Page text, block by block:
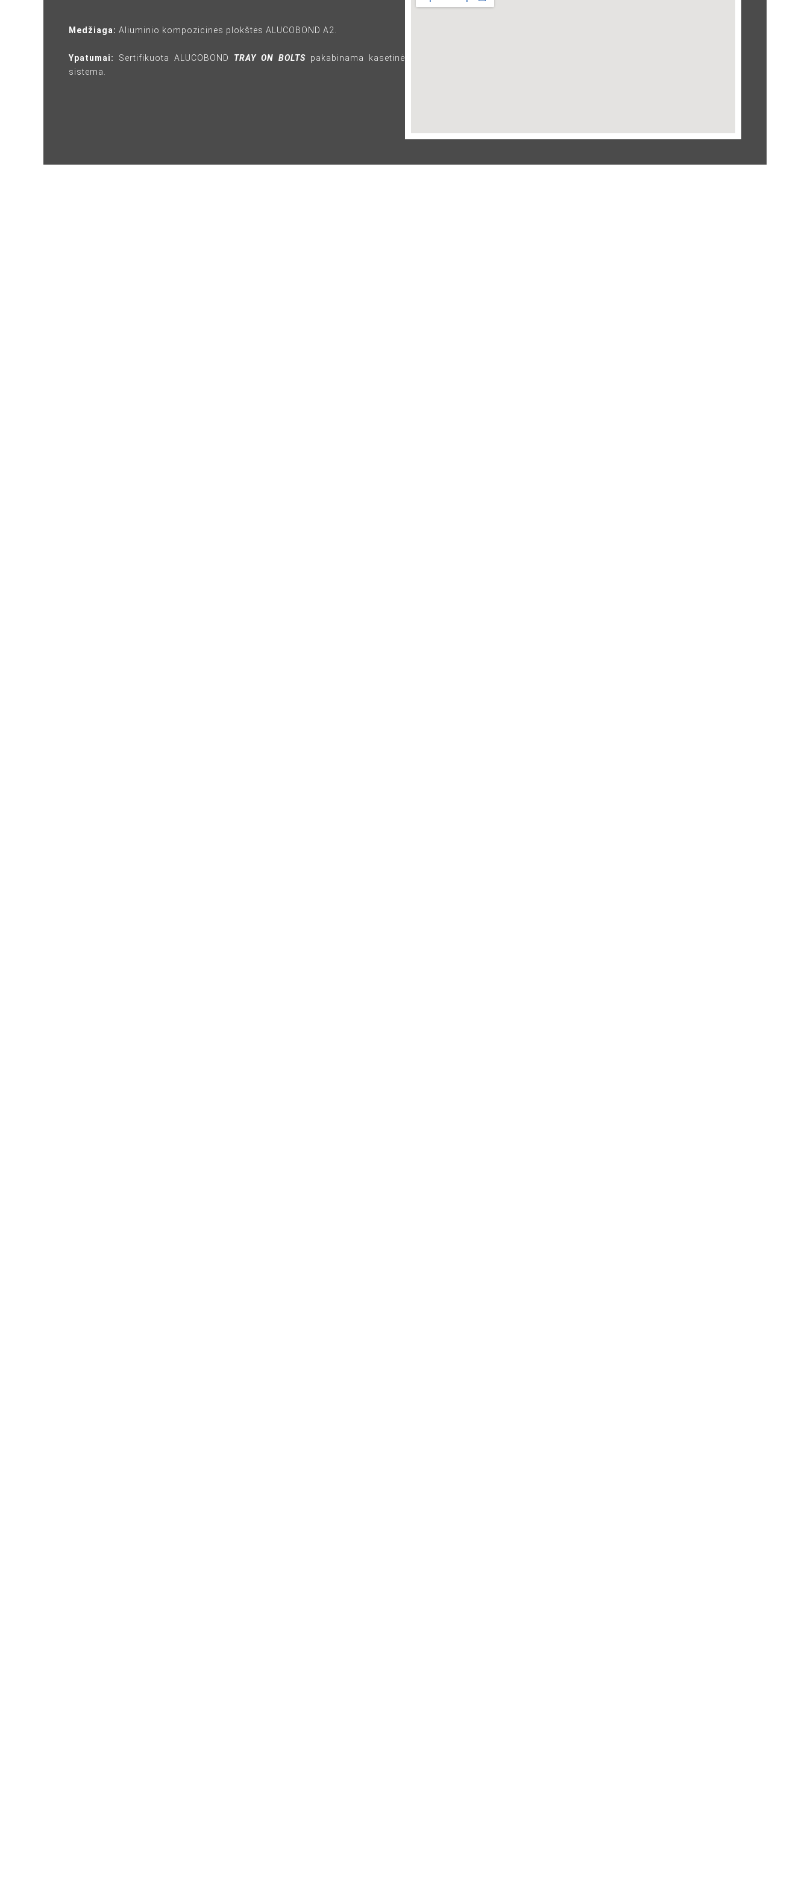
Medžiaga: Aliuminio kompozicinės plokštės ALUCOBOND A2.
Ypatumai: Sertifikuota ALUCOBOND TRAY ON BOLTS pakabinama kasetinė
sistema.